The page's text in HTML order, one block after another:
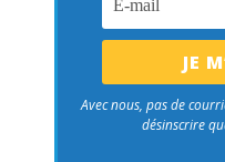
Avec nous, pas de
désinscrire